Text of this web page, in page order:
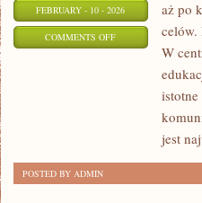
FEBRUARY - 10 - 2026
COMMENTS OFFON
NAUCZYCIELI
aż po
celów.
W
jest
POSTED BY ADMIN